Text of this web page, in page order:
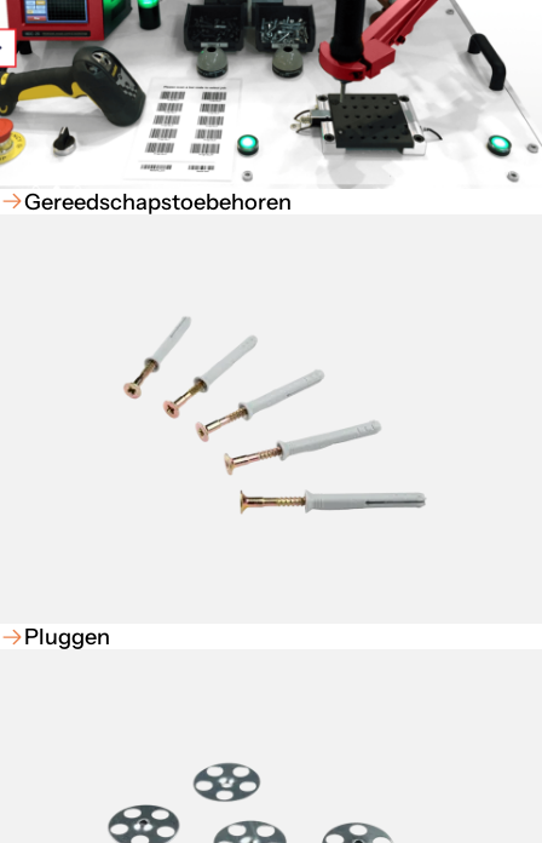
Gereedschapstoebehoren
Pluggen